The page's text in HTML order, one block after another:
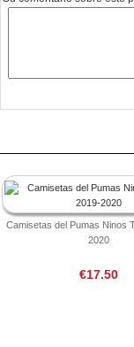
Camisetas del Pumas Ninos
2020
€17.50